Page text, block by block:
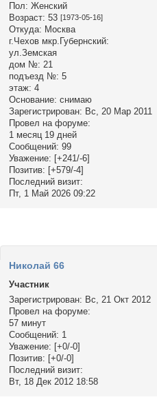
Пол: Женский
Возраст: 53 [1973-05-16]
Откуда: Москва
г.Чехов мкр.Губернский:
ул.Земская
дом №: 21
подъезд №: 5
этаж: 4
Основание: снимаю
Зарегистрирован: Вс, 20 Мар 2011
Провел на форуме:
1 месяц 19 дней
Сообщений: 99
Уважение: [+241/-6]
Позитив: [+579/-4]
Последний визит:
Пт, 1 Май 2026 09:22
Николай 66
Участник
Зарегистрирован: Вс, 21 Окт 2012
Провел на форуме:
57 минут
Сообщений: 1
Уважение: [+0/-0]
Позитив: [+0/-0]
Последний визит:
Вт, 18 Дек 2012 18:58